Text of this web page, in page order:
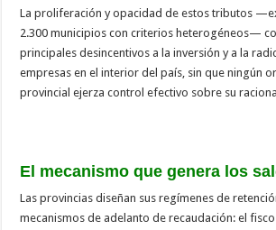
La proliferación y opacidad de estos tributos
2.300 municipios con criterios heterogéneos—
principales desincentivos a la inversión y a la
empresas en el interior del país, sin que ningún
provincial ejerza control efectivo sobre su
El mecanismo que genera los
Las provincias diseñan sus regímenes de
mecanismos de adelanto de recaudación: el